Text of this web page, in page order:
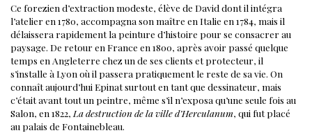
Ce forezien d’extraction modeste, élève de David dont il intégra
l’atelier en 1780, accompagna son maître en Italie en 1784, mais il
délaissera rapidement la peinture d’histoire pour se consacrer au
paysage. De retour en France en 1800, après avoir passé quelque
temps en Angleterre chez un de ses clients et protecteur, il
s’installe à Lyon où il passera pratiquement le reste de sa vie. On
connaît aujourd’hui Epinat surtout en tant que dessinateur, mais
c’était avant tout un peintre, même s’il n’exposa qu’une seule fois au
Salon, en 1822, La destruction de la ville d’Herculanum, qui fut placé
au palais de Fontainebleau.